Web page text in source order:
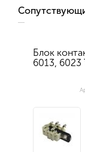
Блок
6013, 6023